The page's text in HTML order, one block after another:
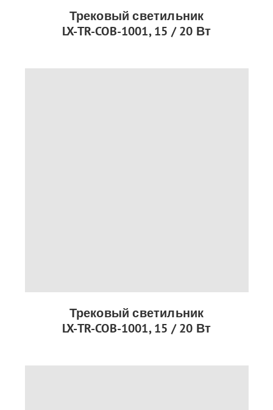
Трековый светильник
LX-TR-COB-1001, 15 / 20 Вт
Трековый светильник
LX-TR-COB-1001, 15 / 20 Вт